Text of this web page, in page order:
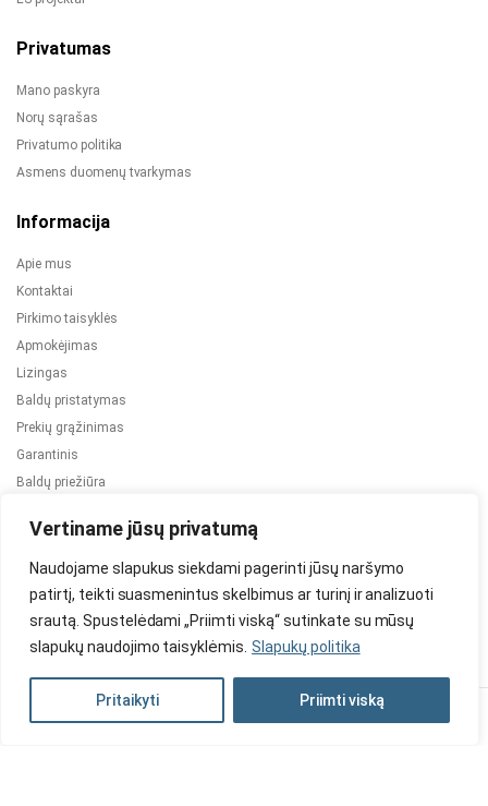
Vertiname jūsų privatumą
Naudojame slapukus siekdami pagerinti jūsų naršymo
patirtį, teikti suasmenintus skelbimus ar turinį ir analizuoti
srautą. Spustelėdami „Priimti viską“ sutinkate su mūsų
slapukų naudojimo taisyklėmis. Slapukų politika
Pritaikyti Priimti viską
Privatumas
Mano paskyra
Norų sąrašas
Privatumo politika
Asmens duomenų tvarkymas
Informacija
Apie mus
Kontaktai
Pirkimo taisyklės
Apmokėjimas
Lizingas
Baldų pristatymas
Prekių grąžinimas
Garantinis
Baldų priežiūra
2024 © Visos teisės saugomos. Be TauBaldai.lt sutikimo draudžiama
Asmens duomenų tvarkymas Privatumo politika